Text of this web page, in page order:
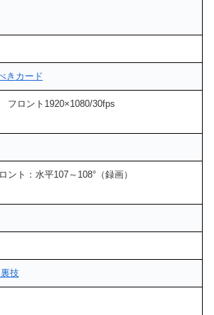
きカード
フロント1920×1080/30fps
ント：水平107～108°（録画）
技